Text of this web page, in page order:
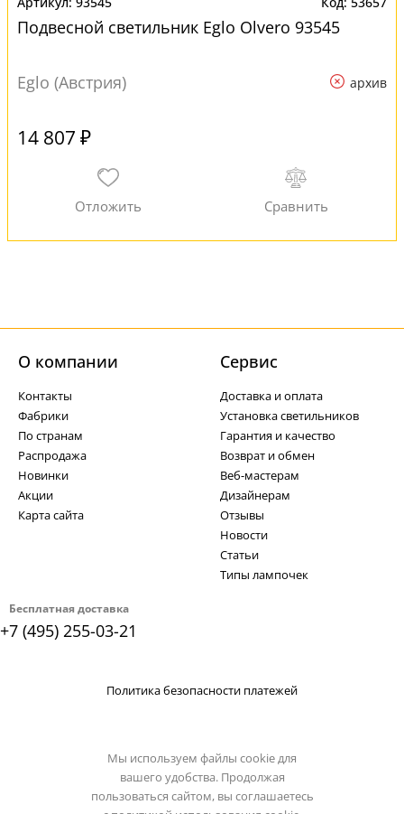
Подвесной светильник Eglo Olvero 93545
Eglo (Австрия) архив
14 807 ₽
Бесплатная доставка
+7 (495) 255-03-21
О компании
Контакты
Фабрики
По странам
Распродажа
Новинки
Акции
Карта сайта
Cервис
Доставка и оплата
Установка светильников
Гарантия и качество
Возврат и обмен
Веб-мастерам
Дизайнерам
Отзывы
Новости
Статьи
Типы лампочек
Политика безопасности платежей
Мы используем файлы cookie для
вашего удобства. Продолжая
пользоваться сайтом, вы соглашаетесь